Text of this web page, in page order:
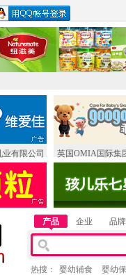
有限公司 英国OMIA国际集
产品 企业 品牌
热搜： 婴幼辅食 婴幼